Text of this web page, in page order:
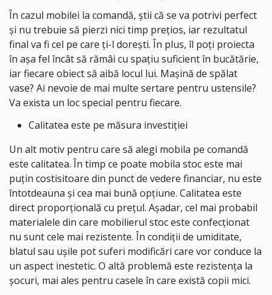
În cazul mobilei la comandă, știi că se va potrivi perfect
și nu trebuie să pierzi nici timp prețios, iar rezultatul
final va fi cel pe care ți-l dorești. În plus, îl poți proiecta
în așa fel încât să rămâi cu spațiu suficient în bucătărie,
iar fiecare obiect să aibă locul lui. Mașină de spălat
vase? Ai nevoie de mai multe sertare pentru ustensile?
Va exista un loc special pentru fiecare.
Calitatea este pe măsura investiției
Un alt motiv pentru care să alegi mobila pe comandă
este calitatea. În timp ce poate mobila stoc este mai
puțin costisitoare din punct de vedere financiar, nu este
întotdeauna și cea mai bună opțiune. Calitatea este
direct proporțională cu prețul. Așadar, cel mai probabil
materialele din care mobilierul stoc este confecționat
nu sunt cele mai rezistente. În condiții de umiditate,
blatul sau ușile pot suferi modificări care vor conduce la
un aspect inestetic. O altă problemă este rezistența la
șocuri, mai ales pentru casele în care există copii mici.